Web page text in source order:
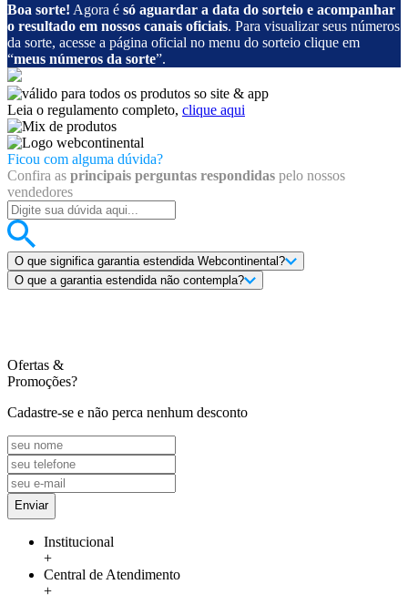
Boa sorte! Agora é só aguardar a data do sorteio e acompanhar
o resultado em nossos canais oficiais. Para visualizar seus números
da sorte, acesse a página oficial no menu do sorteio clique em
“meus números da sorte”.
Leia o regulamento completo, clique aqui
Ficou com alguma dúvida?
Confira as principais perguntas respondidas pelo nossos
vendedores
O que significa garantia estendida Webcontinental?
O que a garantia estendida não contempla?
Ofertas &
Promoções?
Cadastre-se e não perca nenhum desconto
Enviar
Institucional
+
Central de Atendimento
+